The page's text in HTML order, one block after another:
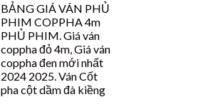
BẢNG GIÁ VÁN PHỦ
PHIM COPPHA 4m
PHỦ PHIM. Giá ván
coppha đỏ 4m, Giá ván
coppha đen mới nhất
2024 2025. Ván Cốt
pha cột dầm đà kiềng